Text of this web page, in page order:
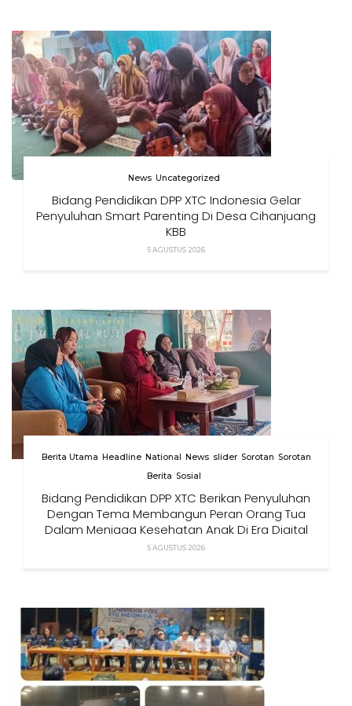
News Uncategorized
Bidang Pendidikan DPP XTC Indonesia Gelar
Penyuluhan Smart Parenting Di Desa Cihanjuang
KBB
5 AGUSTUS 2026
Berita Utama Headline National News slider Sorotan Sorotan
Berita Sosial
Bidang Pendidikan DPP XTC Berikan Penyuluhan
Dengan Tema Membangun Peran Orang Tua
Dalam Menjaga Kesehatan Anak Di Era Digital
5 AGUSTUS 2026